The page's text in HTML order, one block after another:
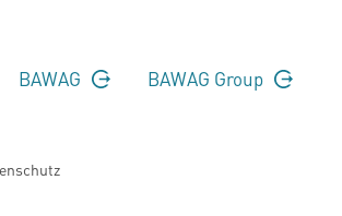
BAWAG BAWAG Group